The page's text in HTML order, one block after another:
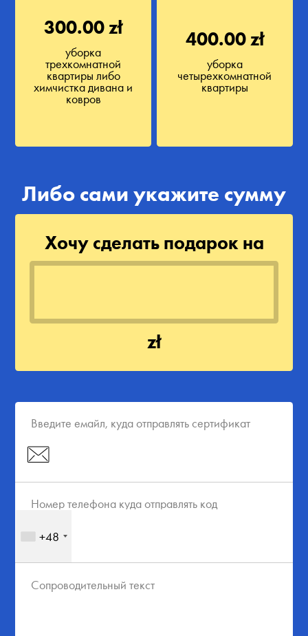
300.00 zł
уборка
трехкомнатной
квартиры либо
химчистка дивана и
ковров
400.00 zł
уборка
четырехкомнатной
квартиры
Либо сами укажите сумму
Хочу сделать подарок на
zł
Введите емайл, куда отправлять сертификат
Номер телефона куда отправлять код
+48
Сопроводительный текст